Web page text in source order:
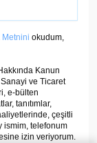
Metnini okudum,
Kanun
ve Ticaret
e-bülten
tanıtımlar,
çeşitli
ismim, telefonum
izin veriyorum.